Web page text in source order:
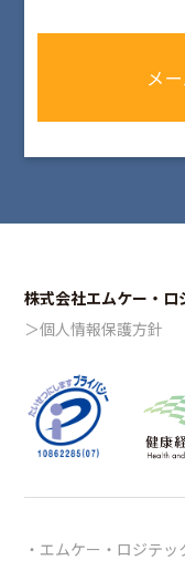
メ
株式会社エムケー・ロ
＞個人情報保護方針
エムケー・ロジテッ